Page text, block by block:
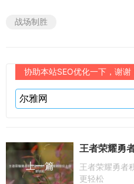
战场制胜
协助本站SEO优化一下，谢谢
上一篇
王者荣耀勇者
更轻松